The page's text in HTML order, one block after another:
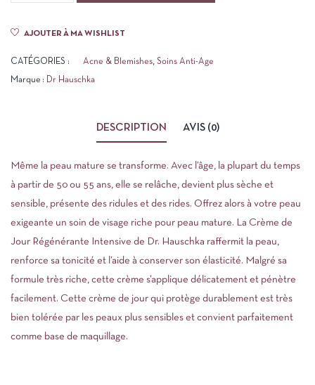
AJOUTER À MA WISHLIST
CATÉGORIES : Acne & Blemishes, Soins Anti-Age
Marque : Dr Hauschka
DESCRIPTION AVIS (0)
Même la peau mature se transforme. Avec l’âge, la plupart du temps
à partir de 50 ou 55 ans, elle se relâche, devient plus sèche et
sensible, présente des ridules et des rides. Offrez alors à votre peau
exigeante un soin de visage riche pour peau mature. La Crème de
Jour Régénérante Intensive de Dr. Hauschka raffermit la peau,
renforce sa tonicité et l’aide à conserver son élasticité. Malgré sa
formule très riche, cette crème s’applique délicatement et pénètre
facilement. Cette crème de jour qui protège durablement est très
bien tolérée par les peaux plus sensibles et convient parfaitement
comme base de maquillage.